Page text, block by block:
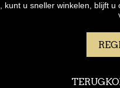
u sneller winkelen, blijft